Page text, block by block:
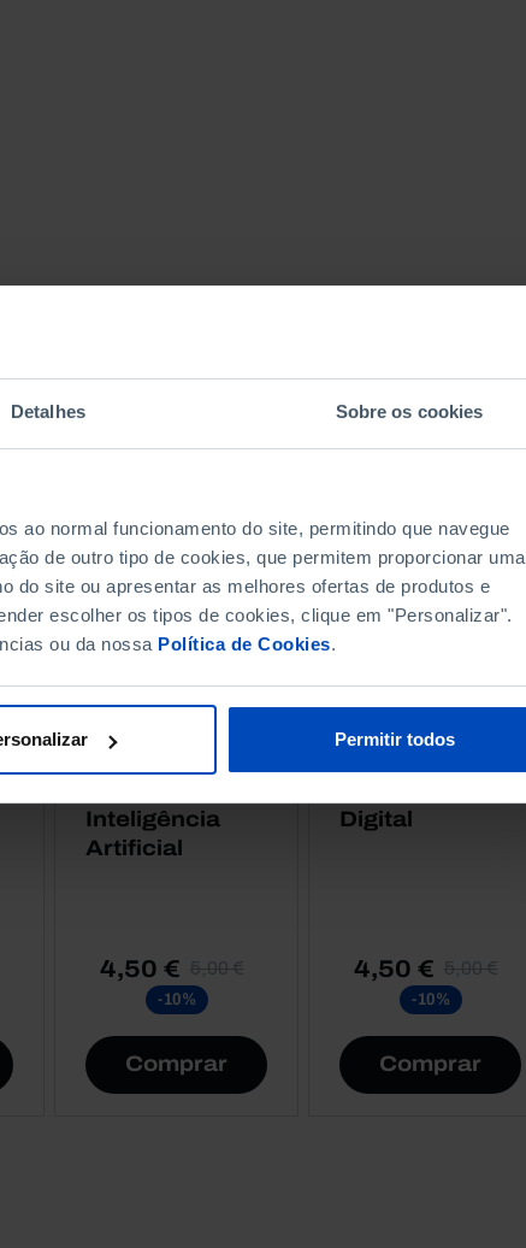
Detalhes Sobre os cookies
ao normal funcionamento do site, permitindo que navegue
de outro tipo de cookies, que permitem proporcionar uma
do site ou apresentar as melhores ofertas de produtos e
escolher os tipos de cookies, clique em "Personalizar".
ou da nossa Política de Cookies.
Permitir todos
Inteligência
Artificial
4,50 € 5,00 €
-10%
Comprar
Digital
4,50 € 5,00 €
-10%
Comprar